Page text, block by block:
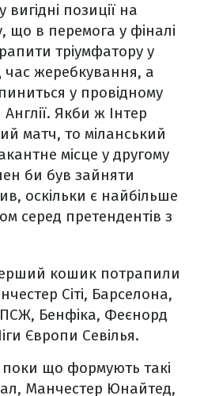
вигідні позиції на
що в перемога у фіналі
тріумфатору у
жеребкування, а
у провідному
Якби ж Інтер
матч, то міланський
місце у другому
би був зайняти
оскільки є найбільше
серед претендентів з
кошик потрапили
Сіті, Барселона,
ПСЖ, Бенфіка, Феєнорд
Європи Севілья.
що формують такі
Манчестер Юнайтед,